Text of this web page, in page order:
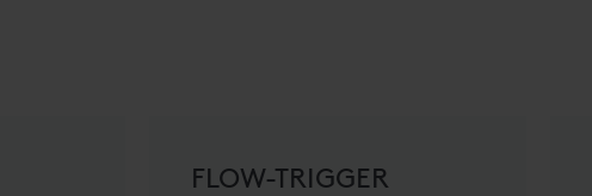
FLOW-TRIGGER